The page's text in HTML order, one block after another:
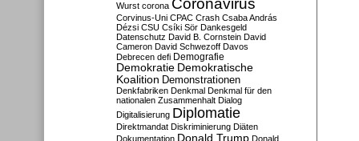
Wurst corona Coronavirus
Corvinus-Uni CPAC Crash Csaba András
Dézsi CSU Csíki Sör Dankesgeld
Datenschutz David B. Cornstein David
Cameron David Schwezoff Davos
Debrecen defi Demografie
Demokratie Demokratische
Koalition Demonstrationen
Denkfabriken Denkmal Denkmal für den
nationalen Zusammenhalt Dialog
Digitalisierung Diplomatie
Direktmandat Diskriminierung Diäten
Dokumentation Donald Trump Donald